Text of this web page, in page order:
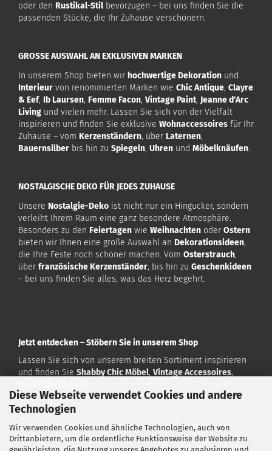
Diese Webseite verwendet Cookies und andere
Technologien
Wir verwenden Cookies und ähnliche Technologien, auch von
Drittanbietern, um die ordentliche Funktionsweise der Website zu
gewährleisten, die Nutzung unseres Angebotes zu analysieren und
oder den Rustikal-Stil bevorzugen – bei uns finden Sie die
passenden Stücke, die Ihr Zuhause verschönern.
GROSSE AUSWAHL AN EXKLUSIVEN MARKEN
In unserem Shop bieten wir hochwertige Dekoration und
Interieur von renommierten Marken wie Chic Antique, Clayre
& Eef, Ib Laursen, Femme Facon, Vintage Paint, Jeanne d'Arc
Living und vielen mehr. Lassen Sie sich von der Vielfalt
inspirieren und finden Sie exklusive Wohnaccessoires für Ihr
Zuhause – vom Kerzenständern, über Laternen,
Bauernsilber bis hin zu Spiegeln, Uhren und Möbelknäufen.
NOSTALGISCHE DEKO FÜR JEDES ZUHAUSE
Unsere Nostalgie-Deko ist nicht nur ein Hingucker, sondern
verleiht Ihrem Raum eine ganz besondere Atmosphäre.
Besonders zu den Feiertagen wie Weihnachten oder Ostern
bieten wir Ihnen eine große Auswahl an Dekorationsideen,
die Ihre Feste noch schöner machen. Vom Osterstrauch,
über französische Kerzenständer, bis hin zu Geschenkideen
– bei uns finden Sie alles, was das Herz begehrt.
Jetzt entdecken – Stöbern Sie in unserem Shop
Lassen Sie sich von unserem breiten Sortiment inspirieren
und finden Sie Shabby Chic Möbel, Vintage Accessoires,
Besuchen Sie uns aufwww.vintagehome.de und lassen Sie
sich von unserer exklusiven Auswahl verzaubern!
Vintage Home– Ihr Ziel für exklusiveNostalgie-Deko und
Shabby Chic Möbel!